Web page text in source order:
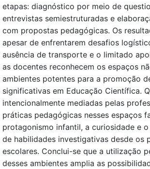
etapas: diagnóstico por meio de
entrevistas semiestruturadas e
com propostas pedagógicas. Os
apesar de enfrentarem desafios
ausência de transporte e o limitado
as docentes reconhecem os espaços
ambientes potentes para a promoção
significativas em Educação Científica.
intencionalmente mediadas pelas
práticas pedagógicas nesses espaços
protagonismo infantil, a curiosidade e
de habilidades investigativas desde os
escolares. Conclui-se que a utilização
desses ambientes amplia as